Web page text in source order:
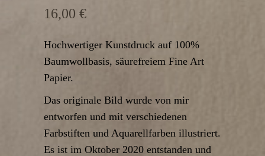
16,00 €
Hochwertiger Kunstdruck auf 100%
Baumwollbasis, säurefreiem Fine Art
Papier.
Das originale Bild wurde von mir
entworfen und mit verschiedenen
Farbstiften und Aquarellfarben illustriert.
Es ist im Oktober 2020 entstanden und